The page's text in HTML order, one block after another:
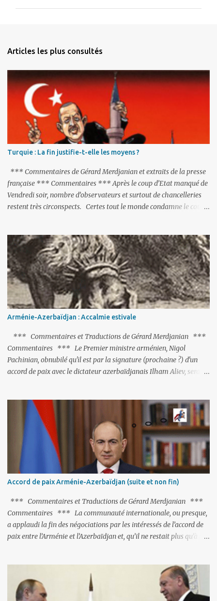
n
i
Articles les plus consultés
Turquie : La fin justifie-t-elle les moyens ?
*** Commentaires de Gérard Merdjanian et extraits de la presse
française *** Commentaires *** Après le coup d’Etat manqué de
Vendredi soir, nombre d’observateurs et surtout de chancelleries
restent très circonspects. Certes tout le monde condamne le coup
actions menées par le président Erdoğan, et pour certains sur la
réalisation du putsch lui-même.
Arménie-Azerbaïdjan : Accalmie estivale
*** Commentaires et Traductions de Gérard Merdjanian ***
Commentaires *** Le Premier ministre arménien, Nigol
Pachinian, obnubilé qu'il est par la signature (prochaine ?) d'un
accord de paix avec le dictateur azerbaïdjanais Ilham Aliev, serait
C'est hélas fort peu probable ; l'Histoire ou la Littérature ne sont
pas ses points forts, pas plus d'ailleurs que les négociations avec le
tandem turco-azéri. Faisant fi de tout ce qui précède la chute de
l'URSS, il est exclusivement intéressé par ce qu'il nomme «
l'Arménie réelle ». Même les trois présidents qu'ils l'ont précédés ne
trouvent pas grâce à ses yeux, les traitant de tous les noms, avant
de les traîner en justice. Et comme les politiciens ne lui suffisent
pas, il s'attaque aux dignitaires de l'Église arménienne, les...
Accord de paix Arménie-Azerbaïdjan (suite et non fin)
*** Commentaires et Traductions de Gérard Merdjanian ***
Commentaires *** La communauté internationale, ou presque,
a applaudi la fin des négociations par les intéressés de l’accord de
paix entre l’Arménie et l’Azerbaïdjan et, qu’il ne restait plus qu’à le
Les deux points non résolus portaient sur la renonciation aux
revendications internationales mutuelles et sur l'abstention de
déployer des représentants d'autres pays le long de la frontière